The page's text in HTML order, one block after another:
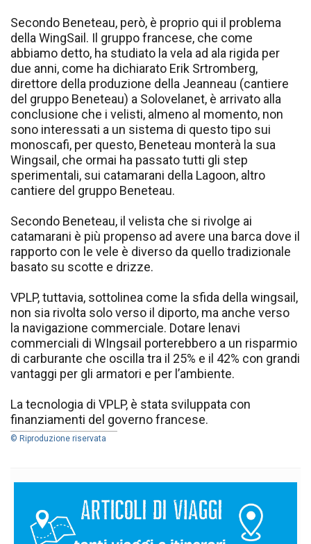
Secondo Beneteau, però, è proprio qui il problema
della WingSail. Il gruppo francese, che come
abbiamo detto, ha studiato la vela ad ala rigida per
due anni, come ha dichiarato Erik Srtromberg,
direttore della produzione della Jeanneau (cantiere
del gruppo Beneteau) a Solovelanet, è arrivato alla
conclusione che i velisti, almeno al momento, non
sono interessati a un sistema di questo tipo sui
monoscafi, per questo, Beneteau monterà la sua
Wingsail, che ormai ha passato tutti gli step
sperimentali, sui catamarani della Lagoon, altro
cantiere del gruppo Beneteau.
Secondo Beneteau, il velista che si rivolge ai
catamarani è più propenso ad avere una barca dove il
rapporto con le vele è diverso da quello tradizionale
basato su scotte e drizze.
VPLP, tuttavia, sottolinea come la sfida della wingsail,
non sia rivolta solo verso il diporto, ma anche verso
la navigazione commerciale. Dotare lenavi
commerciali di WIngsail porterebbero a un risparmio
di carburante che oscilla tra il 25% e il 42% con grandi
vantaggi per gli armatori e per l’ambiente.
La tecnologia di VPLP, è stata sviluppata con
finanziamenti del governo francese.
© Riproduzione riservata